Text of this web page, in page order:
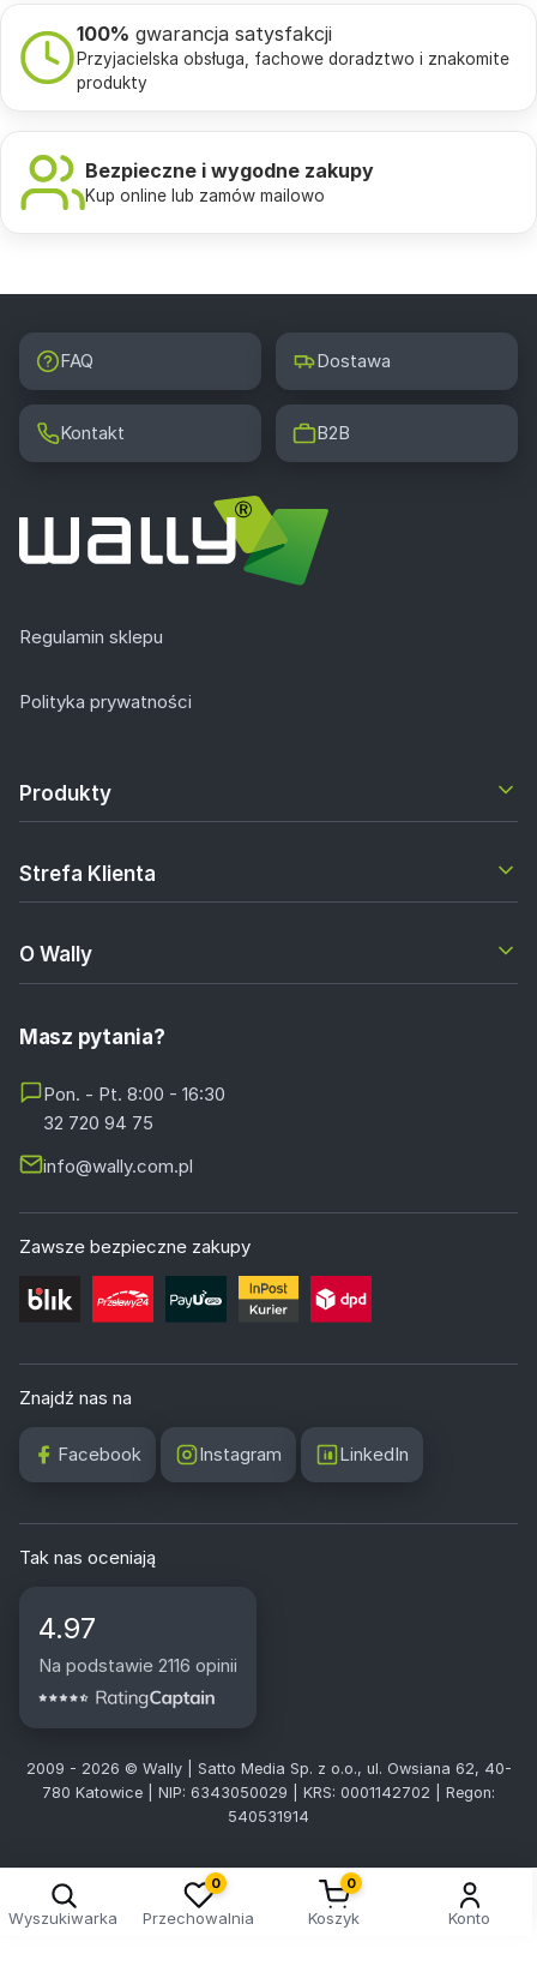
100% gwarancja satysfakcji
Przyjacielska obsługa, fachowe doradztwo i znakomite
produkty
Bezpieczne i wygodne zakupy
Kup online lub zamów mailowo
FAQ Dostawa
Kontakt B2B
Regulamin sklepu
Polityka prywatności
Produkty
Strefa Klienta
O Wally
Masz pytania?
Pon. - Pt. 8:00 - 16:30
32 720 94 75
info@wally.com.pl
Zawsze bezpieczne zakupy
Znajdź nas na
Facebook Instagram LinkedIn
Tak nas oceniają
4.97
Na podstawie 2116 opinii
2009 - 2026 © Wally | Satto Media Sp. z o.o., ul. Owsiana 62, 40-
780 Katowice | NIP: 6343050029 | KRS: 0001142702 | Regon:
540531914
Wyszukiwarka
0
Przechowalnia
0
Koszyk Konto